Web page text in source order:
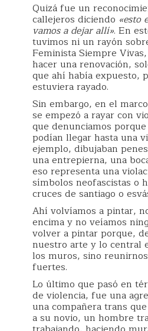
Quizá fue un
callejeros diciendo «esto
vamos a dejar allí». En
tuvimos ni un rayón
Feminista Siempre
hacer una renovación,
que ahí había expuesto,
estuviera rayado.
Sin embargo, en el
se empezó a rayar con
que denunciamos
podían llegar hasta una
ejemplo, dibujaban
una entrepierna, una
eso representa una
símbolos neofascistas o
cruces de santiago o
Ahí volvíamos a pintar,
encima y no veíamos
volver a pintar porque,
nuestro arte y lo central
los muros, sino
fuertes.
Lo último que pasó en
de violencia, fue una
una compañera trans
a su novio, un hombre